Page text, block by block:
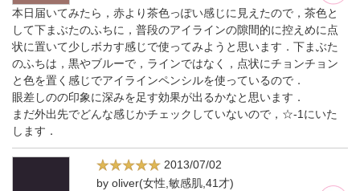
本日届いてみたら，赤より茶色っぽい感じに見えたので，茶色と
して下まぶたのふちに，普段のアイラインの隙間的に控えめに点
状に置いて少しボカす感じで使ってみようと思います．下まぶた
のふちは，黒やブルーで，ラインではなく，点状にチョンチョン
と色を置く感じでアイラインペンシルを使っているので．
眼差しのの印象に深みを足す効果が出るかなと思います．
まだ外出先でどんな感じかチェックしていないので，☆-1にいた
します．
2013/07/02
by oliver(女性,敏感肌,41才)